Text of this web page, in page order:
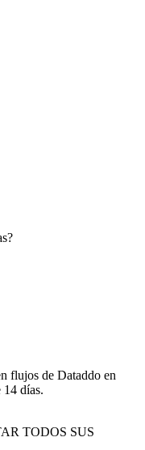
flujos de Dataddo en
14 días.
TODOS SUS